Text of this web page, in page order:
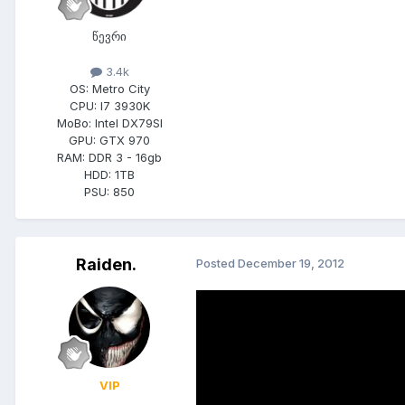
წევრი
3.4k
OS: Metro City
CPU: I7 3930K
MoBo: Intel DX79SI
GPU: GTX 970
RAM: DDR 3 - 16gb
HDD: 1TB
PSU: 850
Raiden.
VIP
Posted December 19, 2012